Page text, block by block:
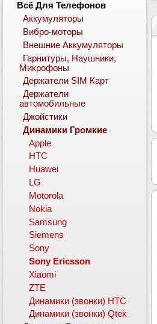
Всё Для Телефонов
Аккумуляторы
Вибро-моторы
Внешние Аккумуляторы
Гарнитуры, Наушники,
Микрофоны
Держатели SIM Карт
Держатели
автомобильные
Джойстики
Динамики Громкие
Apple
HTC
Huawei
LG
Motorola
Nokia
Samsung
Siemens
Sony
Sony Ericsson
Xiaomi
ZTE
Динамики (звонки) HTC
Динамики (звонки) Qtek